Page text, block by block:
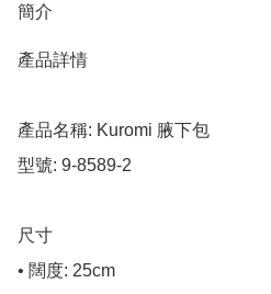
簡介
產品詳情
產品名稱: Kuromi 腋下包
型號: 9-8589-2
尺寸
• 闊度: 25cm